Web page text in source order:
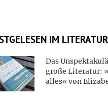
IM
Das
große Literatur:
alles« von